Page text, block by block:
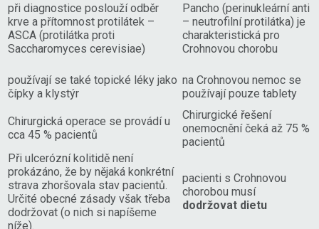
při diagnostice poslouží odběr
krve a přítomnost protilátek –
ASCA (protilátka proti
Saccharomyces cerevisiae)
Pancho (perinukleární anti
– neutrofilní protilátka) je
charakteristická pro
Crohnovou chorobu
používají se také topické léky jako
čípky a klystýr
na Crohnovou nemoc se
používají pouze tablety
Chirurgická operace se provádí u
cca 45 % pacientů
Chirurgické řešení
onemocnění čeká až 75 %
pacientů
Při ulcerózní kolitidě není
prokázáno, že by nějaká konkrétní
strava zhoršovala stav pacientů.
Určité obecné zásady však třeba
dodržovat (o nich si napíšeme
níže).
pacienti s Crohnovou
chorobou musí
dodržovat dietu